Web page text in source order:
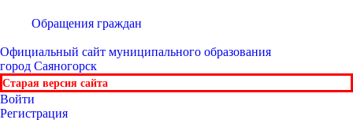
Обращения граждан
Официальный сайт муниципального образования
город Саяногорск
Старая версия сайта
Войти
Регистрация